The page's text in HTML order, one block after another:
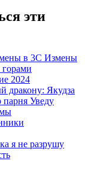
эти
Измены
горами
2024
Уведу
я не разрушу